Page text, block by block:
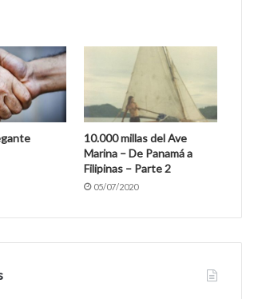
10.000 millas del Ave
Marina – De Panamá a
Filipinas – Parte 2
05/07/2020